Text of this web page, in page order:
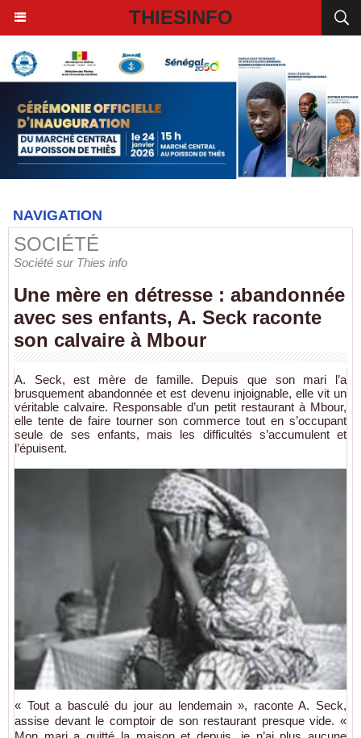
THIESINFO
NAVIGATION
SOCIÉTÉ
Société sur Thies info
Une mère en détresse : abandonnée
avec ses enfants, A. Seck raconte
son calvaire à Mbour
A. Seck, est mère de famille. Depuis que son mari l’a
brusquement abandonnée et est devenu injoignable, elle vit un
véritable calvaire. Responsable d’un petit restaurant à Mbour,
elle tente de faire tourner son commerce tout en s’occupant
seule de ses enfants, mais les difficultés s’accumulent et
l’épuisent.
« Tout a basculé du jour au lendemain », raconte A. Seck,
assise devant le comptoir de son restaurant presque vide. «